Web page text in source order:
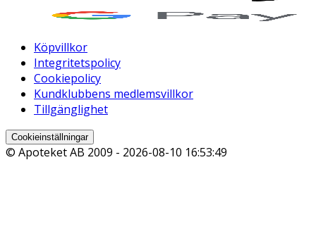
Köpvillkor
Integritetspolicy
Cookiepolicy
Kundklubbens medlemsvillkor
Tillgänglighet
Cookieinställningar
© Apoteket AB 2009 - 2026-08-10 16:53:49